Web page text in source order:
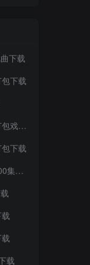
下载
下载
下载
下载
频
载